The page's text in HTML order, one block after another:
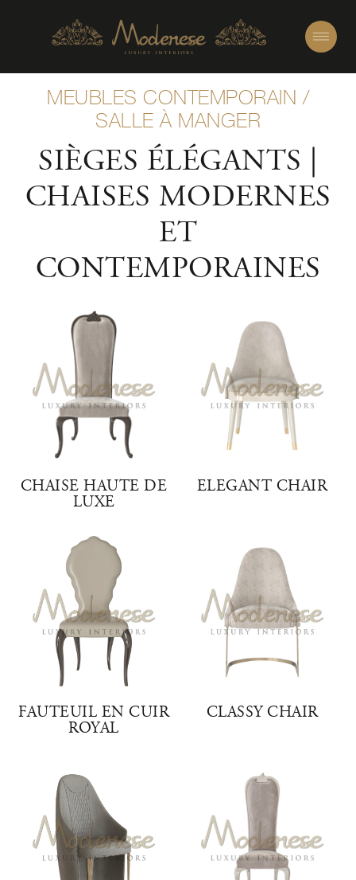
MEUBLES CONTEMPORAIN /
SALLE À MANGER
SIÈGES ÉLÉGANTS |
CHAISES MODERNES
ET
CONTEMPORAINES
CHAISE HAUTE DE
LUXE
ELEGANT CHAIR
FAUTEUIL EN CUIR
ROYAL
CLASSY CHAIR